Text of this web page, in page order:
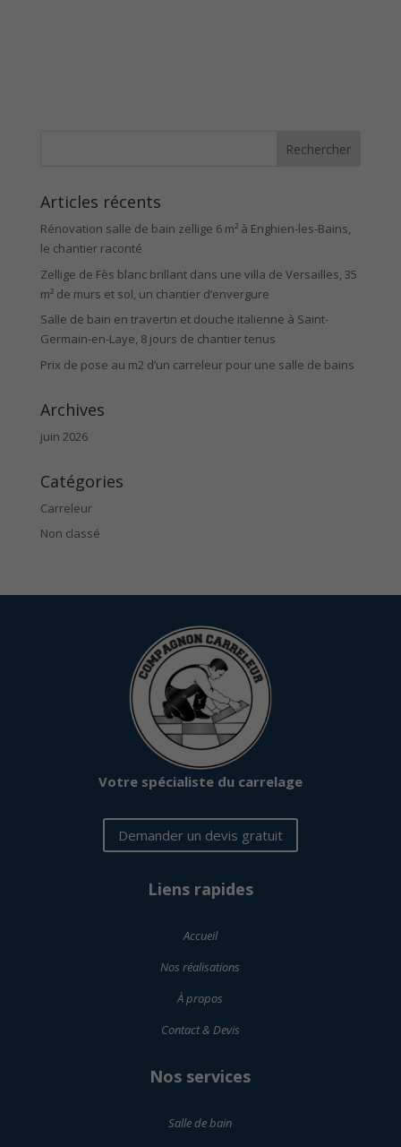
Articles récents
Rénovation salle de bain zellige 6 m² à Enghien-les-Bains,
le chantier raconté
Zellige de Fès blanc brillant dans une villa de Versailles, 35
m² de murs et sol, un chantier d’envergure
Salle de bain en travertin et douche italienne à Saint-
Germain-en-Laye, 8 jours de chantier tenus
Prix de pose au m2 d’un carreleur pour une salle de bains
Archives
juin 2026
Catégories
Carreleur
Non classé
Votre spécialiste du carrelage
Demander un devis gratuit
Liens rapides
Accueil
Nos réalisations
À propos
Contact & Devis
Nos services
Salle de bain